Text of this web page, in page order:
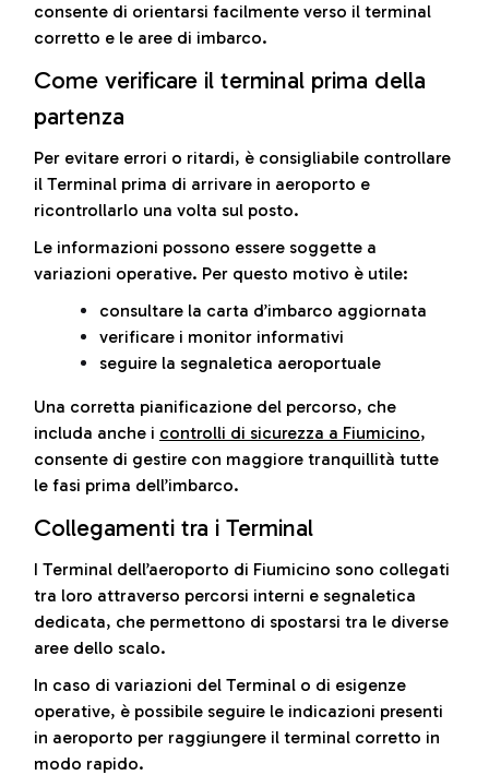
consente di orientarsi facilmente verso il terminal
corretto e le aree di imbarco.
Come verificare il terminal prima della
partenza
Per evitare errori o ritardi, è consigliabile controllare
il Terminal prima di arrivare in aeroporto e
ricontrollarlo una volta sul posto.
Le informazioni possono essere soggette a
variazioni operative. Per questo motivo è utile:
consultare la carta d’imbarco aggiornata
verificare i monitor informativi
seguire la segnaletica aeroportuale
Una corretta pianificazione del percorso, che
includa anche i controlli di sicurezza a Fiumicino,
consente di gestire con maggiore tranquillità tutte
le fasi prima dell’imbarco.
Collegamenti tra i Terminal
I Terminal dell’aeroporto di Fiumicino sono collegati
tra loro attraverso percorsi interni e segnaletica
dedicata, che permettono di spostarsi tra le diverse
aree dello scalo.
In caso di variazioni del Terminal o di esigenze
operative, è possibile seguire le indicazioni presenti
in aeroporto per raggiungere il terminal corretto in
modo rapido.